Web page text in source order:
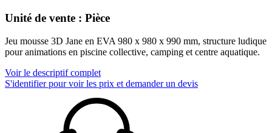
Unité de vente : Pièce
Jeu mousse 3D Jane en EVA 980 x 980 x 990 mm, structure ludique
pour animations en piscine collective, camping et centre aquatique.
Voir le descriptif complet
S'identifier pour voir les prix et demander un devis